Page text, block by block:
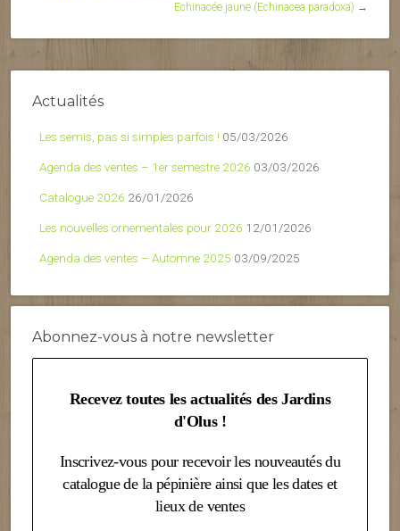
Echinacée jaune (Echinacea paradoxa) →
Actualités
Les semis, pas si simples parfois ! 05/03/2026
Agenda des ventes – 1er semestre 2026 03/03/2026
Catalogue 2026 26/01/2026
Les nouvelles ornementales pour 2026 12/01/2026
Agenda des ventes – Automne 2025 03/09/2025
Abonnez-vous à notre newsletter
Recevez toutes les actualités des Jardins
d'Olus !
Inscrivez-vous pour recevoir les nouveautés du
catalogue de la pépinière ainsi que les dates et
lieux de ventes